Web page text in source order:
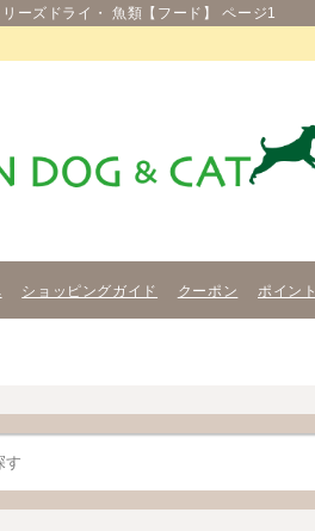
ーズドライ・ 魚類【フード】 ページ1
ショッピングガイド クーポン ポイント